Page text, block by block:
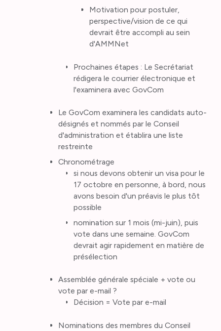
Motivation pour postuler,
perspective/vision de ce qui
devrait être accompli au sein
d'AMMNet
Prochaines étapes : Le Secrétariat
rédigera le courrier électronique et
l'examinera avec GovCom
Le GovCom examinera les candidats auto-
désignés et nommés par le Conseil
d'administration et établira une liste
restreinte
Chronométrage
si nous devons obtenir un visa pour le
17 octobre en personne, à bord, nous
avons besoin d'un préavis le plus tôt
possible
nomination sur 1 mois (mi-juin), puis
vote dans une semaine. GovCom
devrait agir rapidement en matière de
présélection
Assemblée générale spéciale + vote ou
vote par e-mail ?
Décision = Vote par e-mail
Nominations des membres du Conseil